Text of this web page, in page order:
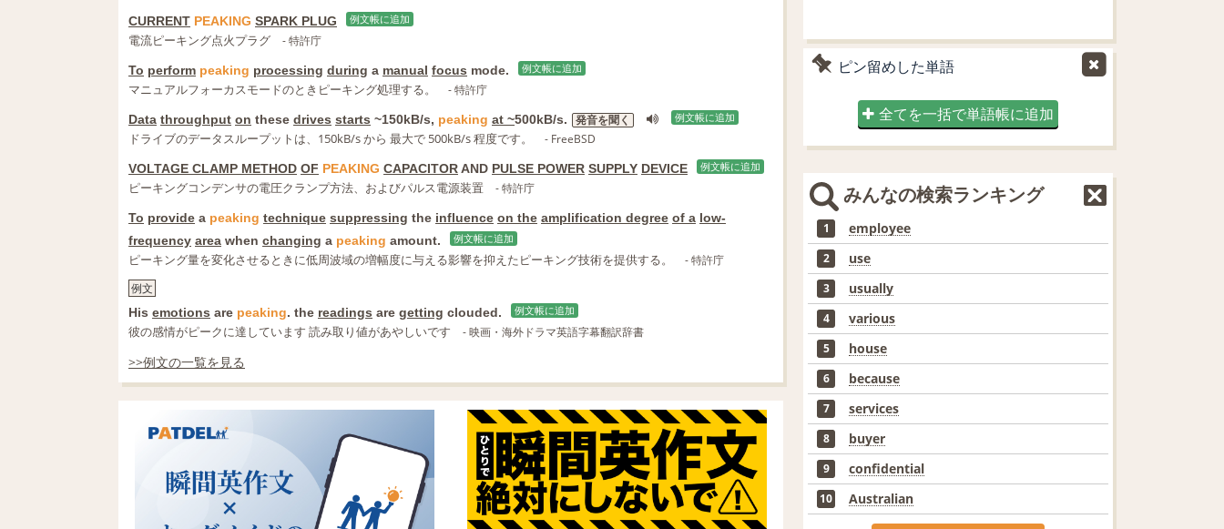
CURRENT PEAKING SPARK PLUG 例文帳に追加
電流ピーキング点火プラグ - 特許庁
To perform peaking processing during a manual focus mode. 例文帳に追加
マニュアルフォーカスモードのときピーキング処理する。 - 特許庁
Data throughput on these drives starts ~150kB/s, peaking at ~500kB/s. 発音を聞く 例文帳に追加
ドライブのデータスループットは、150kB/s から 最大で 500kB/s 程度です。 - FreeBSD
VOLTAGE CLAMP METHOD OF PEAKING CAPACITORAND PULSE POWER SUPPLY DEVICE 例文帳に追加
ピーキングコンデンサの電圧クランプ方法、およびパルス電源装置 - 特許庁
To provide a peaking technique suppressing the influence on the amplification degree of a low-
frequency area when changing a peaking amount. 例文帳に追加
ピーキング量を変化させるときに低周波域の増幅度に与える影響を抑えたピーキング技術を提供する。
- 特許庁
例文
His emotions are peaking. the readings are getting clouded. 例文帳に追加
彼の感情がピークに達しています 読み取り値があやしいです - 映画・海外ドラマ英語字幕翻訳辞書
>>例文の一覧を見る
ピン留めした単語
全てを一括で単語帳に追加
みんなの検索ランキング
1 employee
2 use
3 usually
4 various
5 house
6 because
7 services
8 buyer
9 confidential
10 Australian